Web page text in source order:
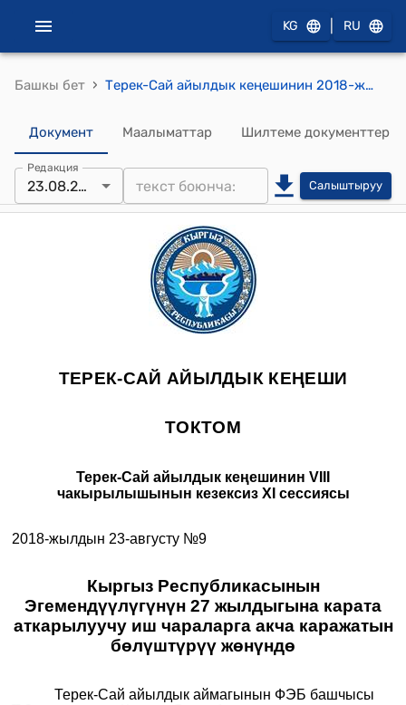
KG RU
Башкы бет › Терек-Сай айылдык кеңешинин 2018-жылдын 23-августундагы №9 "Кыргыз Республикасынын Эгемендүүлүгүнүн 27 жылдыгына карата аткарылуучу иш чараларга акча каражатын бөлүштүрүү жөнүндө" токтому
Документ Маалыматтар Шилтеме документтер
Редакция
23.08.2018 Салыштыруу